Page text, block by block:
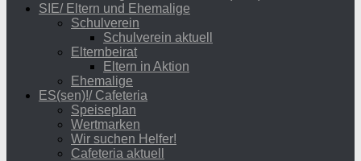
SIE/ Eltern und Ehemalige
Schulverein
Schulverein aktuell
Elternbeirat
Eltern in Aktion
Ehemalige
ES(sen)!/ Cafeteria
Speiseplan
Wertmarken
Wir suchen Helfer!
Cafeteria aktuell